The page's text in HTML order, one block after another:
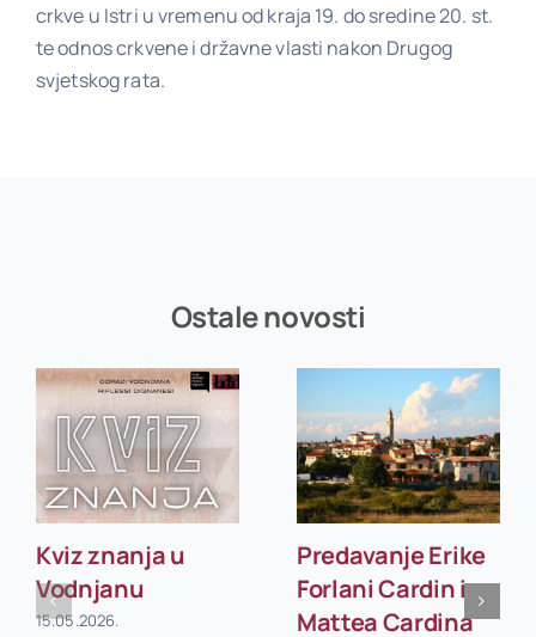
crkve u Istri u vremenu od kraja 19. do sredine 20. st.
te odnos crkvene i državne vlasti nakon Drugog
svjetskog rata.
Ostale novosti
Kviz znanja u
Vodnjanu
15.05.2026.
Predavanje Erike
Forlani Cardin i
Mattea Cardina